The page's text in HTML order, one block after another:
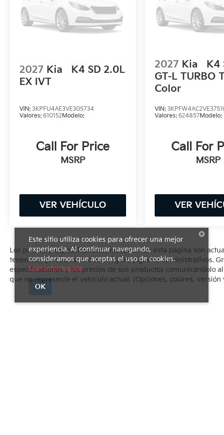
2027 Kia
K4 SD 2.0L
EX IVT
VIN: 3KPFU4AE3VE305734
Valores: 610152 Modelo:
Call For Price
MSRP
VER VEHÍCULO
2027 Kia
K4
GT-L TURBO
Color
VIN:
Valores:624857Modelo:
Call For
MSRP
VER
Los precios y especificaciones indicados en esta página son
tenencias, placas, accesorios, seguro y gastos administrativos.
especificaciones y los precios de sus productos comunicándolo
que no represente el vehículo actual. (Opciones, colores,
Este sitio utiliza cookies para ofrecer una mejor
experiencia. Al continuar navegando,
consideramos que aceptas el uso de cookies.
Más información
OK